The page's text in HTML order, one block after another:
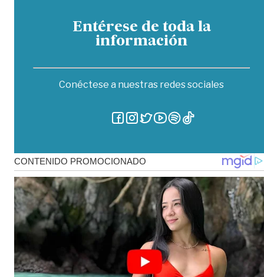
Entérese de toda la
información
Conéctese a nuestras redes sociales